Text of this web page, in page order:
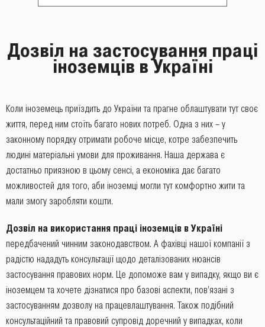
Дозвіл на застосування праці
іноземців в Україні
Коли іноземець приїздить до України та прагне облаштувати тут своє
життя, перед ним стоїть багато нових потреб. Одна з них – у
законному порядку отримати робоче місце, котре забезпечить
людині матеріальні умови для проживання. Наша держава є
достатньо приязною в цьому сенсі, а економіка дає багато
можливостей для того, аби іноземці могли тут комфортно жити та
мали змогу заробляти кошти.
Дозвіл на використання праці іноземців в Україні
передбачений чинним законодавством. А фахівці нашої компанії з
радістю нададуть консультації щодо деталізованих нюансів
застосування правових норм. Це допоможе вам у випадку, якщо ви є
іноземцем та хочете дізнатися про базові аспекти, пов’язані з
застосуванням дозволу на працевлаштування. Також подібний
консультаційний та правовий супровід доречний у випадках, коли